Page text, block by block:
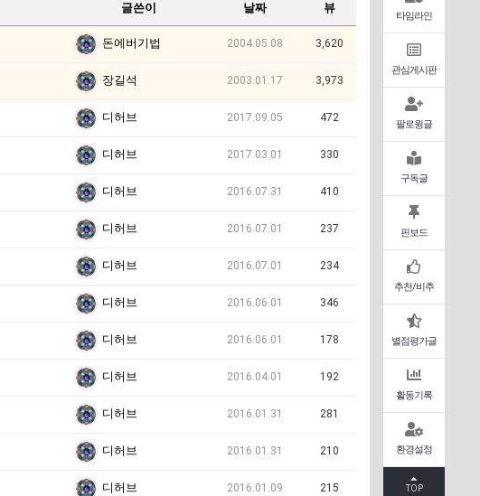
타임라인
관심게시판
팔로윙글
구독글
핀보드
추천/비추
별점평가글
활동기록
환경설정
TOP
글쓴이 날짜 뷰
돈에버기법 2004.05.08 3,620
장길석 2003.01.17 3,973
디허브 2017.09.05 472
디허브 2017.03.01 330
디허브 2016.07.31 410
디허브 2016.07.01 237
디허브 2016.07.01 234
디허브 2016.06.01 346
디허브 2016.06.01 178
디허브 2016.04.01 192
디허브 2016.01.31 281
디허브 2016.01.31 210
디허브 2016.01.09 215